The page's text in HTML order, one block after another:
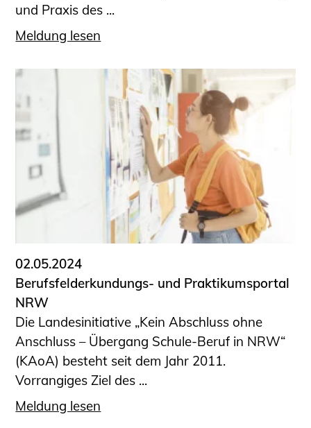
und Praxis des ...
Meldung lesen
02.05.2024
Berufsfelderkundungs- und Praktikumsportal
NRW
Die Landesinitiative „Kein Abschluss ohne
Anschluss – Übergang Schule-Beruf in NRW“
(KAoA) besteht seit dem Jahr 2011.
Vorrangiges Ziel des ...
Meldung lesen